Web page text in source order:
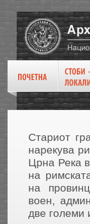
Стариот
нарекува
Црна Река
на
на
воен,
две големи